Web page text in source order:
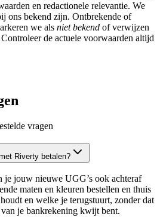
en redactionele relevantie. We
ons bekend zijn. Ontbrekende of
we als niet bekend of verwijzen
de actuele voorwaarden altijd
vragen
Riverty betalen?
je jouw nieuwe UGG’s ook achteraf
maten en kleuren bestellen en thuis
en welke je terugstuurt, zonder dat
je bankrekening kwijt bent.